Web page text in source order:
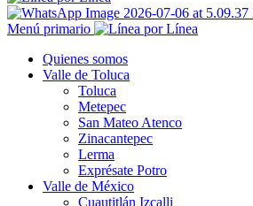
Menú primario
Quienes somos
Valle de Toluca
Toluca
Metepec
San Mateo Atenco
Zinacantepec
Lerma
Exprésate Potro
Valle de México
Cuautitlán Izcalli